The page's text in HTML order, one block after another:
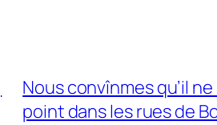
Nous convînmes qu’il
point dans les rues de